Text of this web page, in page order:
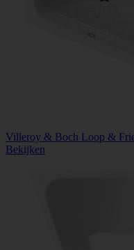
Villeroy & Boch Loop &
Bekijken